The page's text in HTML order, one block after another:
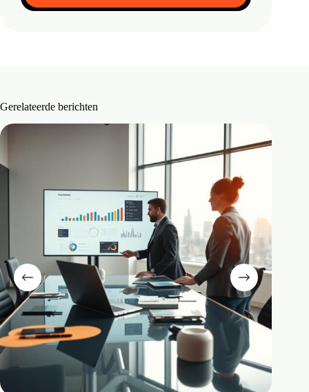
Gerelateerde berichten